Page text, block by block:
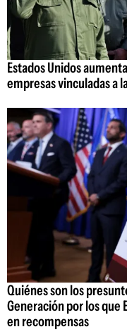
Estados Unidos
empresas vinculadas a
Quiénes son los
Generación por los que
en recompensas